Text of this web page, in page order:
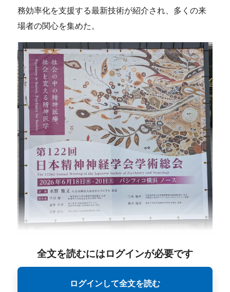
務効率化を支援する最新技術が紹介され、多くの来
場者の関心を集めた。
全文を読むにはログインが必要です
ログインして全文を読む